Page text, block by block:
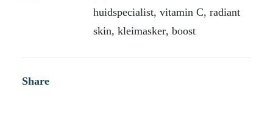
huidspecialist, vitamin C, radiant
skin, kleimasker, boost
Share